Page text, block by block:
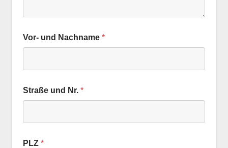
Vor- und Nachname *
Straße und Nr. *
PLZ *